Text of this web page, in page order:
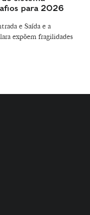
para 2026
e Saída e a
expõem fragilidades